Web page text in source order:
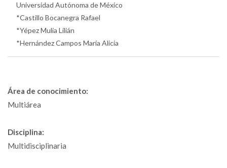
Universidad Autónoma de México
*Castillo Bocanegra Rafael
*Yépez Mulia Lilián
*Hernández Campos María Alicia
Área de conocimiento:
Multiárea
Disciplina:
Multidisciplinaria